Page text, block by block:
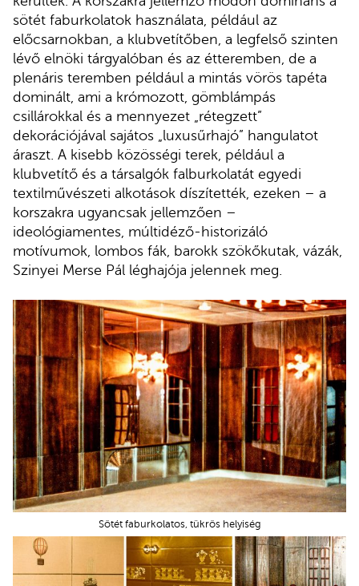
sötét faburkolatok használata, például az
előcsarnokban, a klubvetítőben, a legfelső szinten
lévő elnöki tárgyalóban és az étteremben, de a
plenáris teremben például a mintás vörös tapéta
dominált, ami a krómozott, gömblámpás
csillárokkal és a mennyezet „rétegzett”
dekorációjával sajátos „luxusűrhajó” hangulatot
áraszt. A kisebb közösségi terek, például a
klubvetítő és a társalgók falburkolatát egyedi
textilművészeti alkotások díszítették, ezeken – a
korszakra ugyancsak jellemzően –
ideológiamentes, múltidéző-historizáló
motívumok, lombos fák, barokk szökőkutak, vázák,
Szinyei Merse Pál léghajója jelennek meg.
Sötét faburkolatos, tükrös helyiség